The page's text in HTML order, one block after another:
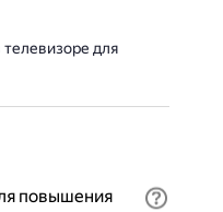
для
повышения